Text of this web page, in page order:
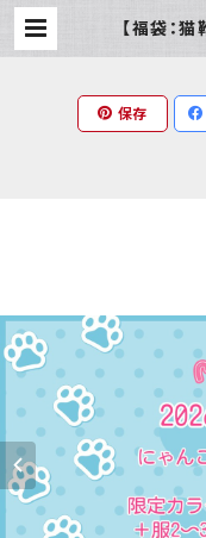
【福袋：
保存